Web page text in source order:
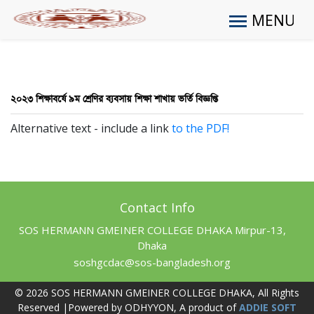
MENU
২০২৩ শিক্ষাবর্ষে ৯ম শ্রেণির ব্যবসায় শিক্ষা শাখায় ভর্তি বিজ্ঞপ্তি
Alternative text - include a linkto the PDF!
Contact Info
SOS HERMANN GMEINER COLLEGE DHAKA Mirpur-13,
Dhaka
soshgcdac@sos-bangladesh.org
© 2026 SOS HERMANN GMEINER COLLEGE DHAKA, All Rights
Reserved |Powered by ODHYYON, A product ofADDIE SOFT